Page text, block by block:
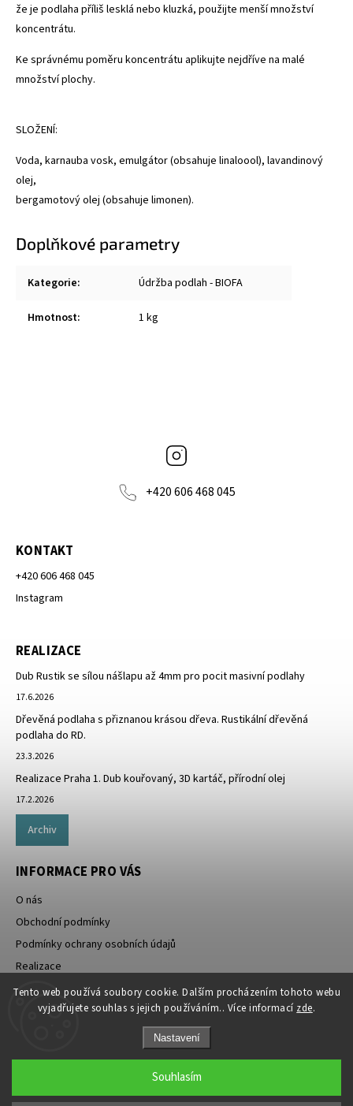
Tento web používá soubory cookie. Dalším procházením tohoto webu
vyjadřujete souhlas s jejich používáním.. Více informací zde.
Nastavení
Souhlasím
že je podlaha příliš lesklá nebo kluzká, použijte menší množství
koncentrátu.
Ke správnému poměru koncentrátu aplikujte nejdříve na malé
množství plochy.
SLOŽENÍ:
Voda, karnauba vosk, emulgátor (obsahuje linaloool), lavandinový
olej,
bergamotový olej (obsahuje limonen).
Doplňkové parametry
Kategorie: Údržba podlah - BIOFA
Hmotnost: 1 kg
+420 606 468 045
KONTAKT
+420 606 468 045
Instagram
REALIZACE
Dub Rustik se sílou nášlapu až 4mm pro pocit masivní podlahy
17.6.2026
Dřevěná podlaha s přiznanou krásou dřeva. Rustikální dřevěná
podlaha do RD.
23.3.2026
Realizace Praha 1. Dub kouřovaný, 3D kartáč, přírodní olej
17.2.2026
Archiv
INFORMACE PRO VÁS
O nás
Obchodní podmínky
Podmínky ochrany osobních údajů
Realizace
Doprava zdarma
Copyright 2026Rezidenthome.cz. Všechna práva vyhrazena.